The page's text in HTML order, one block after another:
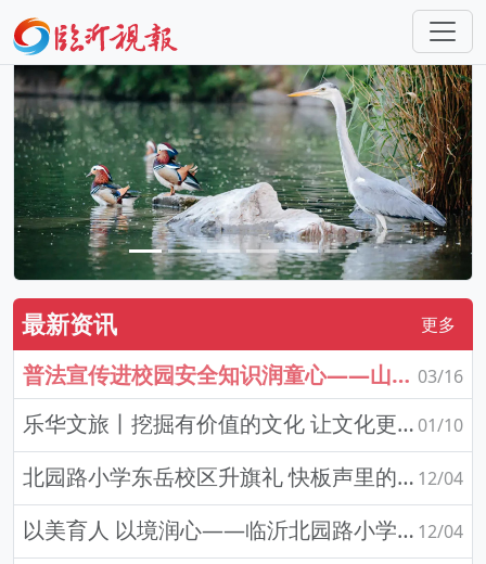
最新资讯 更多
普法宣传进校园安全知识润童心——山东省临沂市兰山区兰山街道后十社区走进幼儿园开展安全宣传教育活动 03/16
乐华文旅丨挖掘有价值的文化 让文化更有价值 01/10
北园路小学东岳校区升旗礼 快板声里的少年劲儿 12/04
以美育人 以境润心——临沂北园路小学东岳校区“最美办公室”评选活动成功举行 12/04